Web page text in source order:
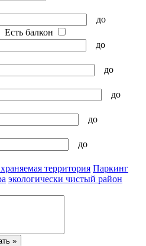
до
Есть балкон
до
до
до
до
до
территория Паркинг
экологически чистый район
»